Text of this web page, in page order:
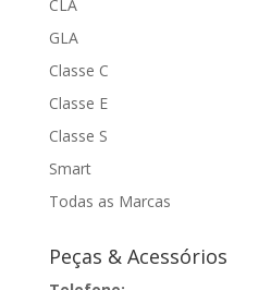
CLA
GLA
Classe C
Classe E
Classe S
Smart
Todas as Marcas
Peças & Acessórios